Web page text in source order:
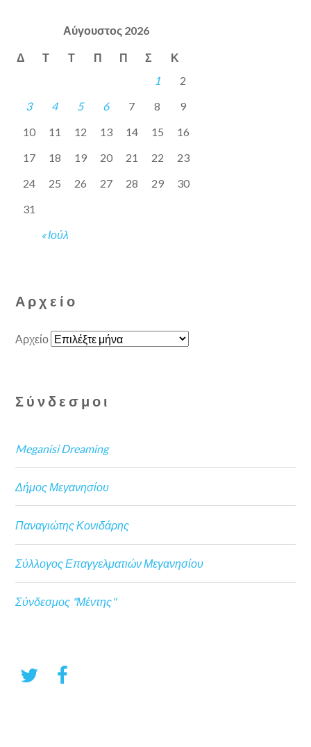
Αύγουστος 2026
Δ Τ Τ Π Π Σ Κ
« Ιούλ
1
2
3
4 5 6 7 8
9
10
11 12 13 14 15
16
17
18 19 20 21 22
23
24
25 26 27 28 29
30
31
Αρχείο
Αρχείο
Σύνδεσμοι
Meganisi Dreaming
Δήμος Μεγανησίου
Παναγιώτης Κονιδάρης
Σύλλογος Επαγγελματιών Μεγανησίου
Σύνδεσμος "Μέντης"